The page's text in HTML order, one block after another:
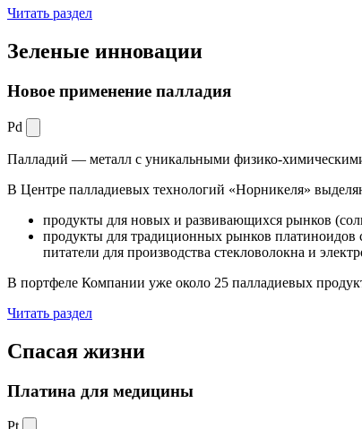
Читать раздел
Зеленые инновации
Новое применение палладия
Pd
Палладий — металл с уникальными физико-
В Центре палладиевых технологий «Норникеля»
продукты для новых и развивающихся рынков
продукты для традиционных рынков
питатели для производства стекловолокна и
В портфеле Компании уже около 25 палладиевых
Читать раздел
Спасая жизни
Платина для медицины